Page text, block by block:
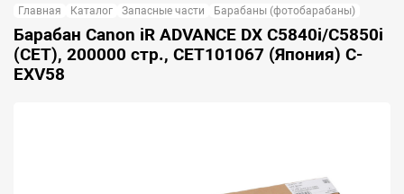
Выберите бренд
Устройство:
Главная Каталог Запасные части Барабаны (фотобарабаны)
Барабан Canon iR ADVANCE DX C5840i/C5850i
(CET), 200000 стр., CET101067 (Япония) C-
EXV58